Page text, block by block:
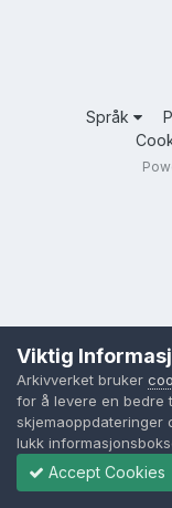
Språk
Viktig
Arkivverket bruker
for å levere en bedre
skjemaoppdateringer
lukk
Accept Cookies